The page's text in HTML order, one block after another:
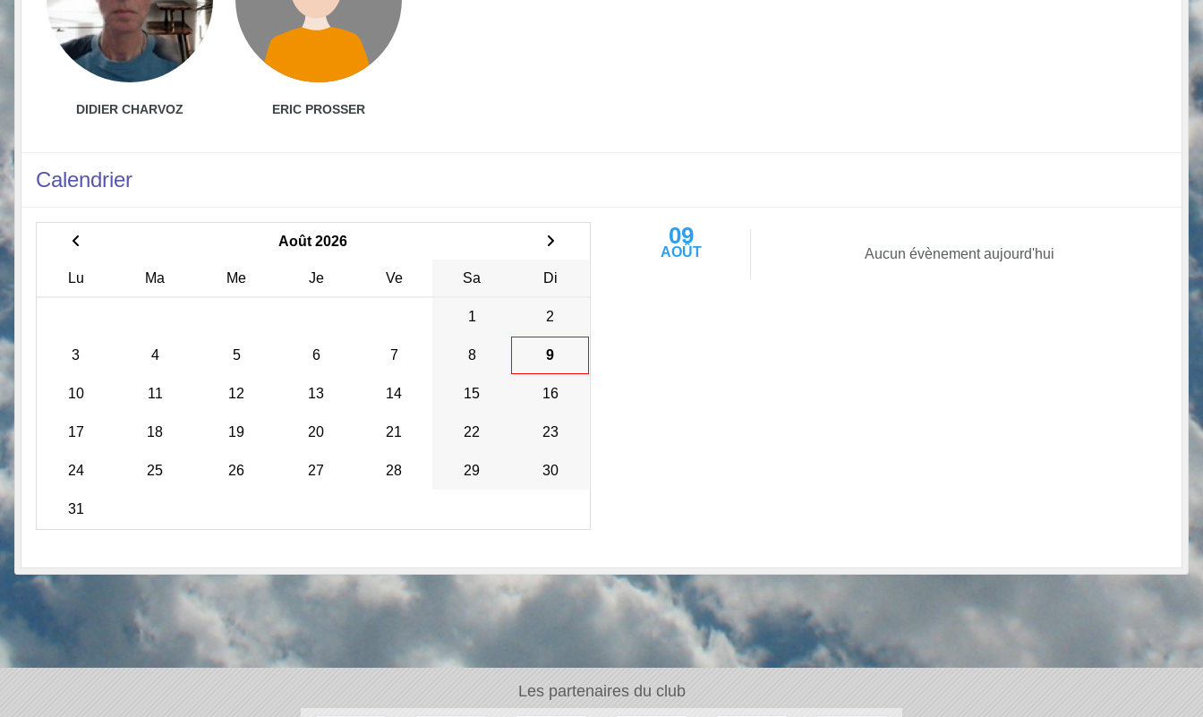
DIDIER CHARVOZ ERIC PROSSER
Calendrier
Août 2026
Lu Ma Me Je Ve Sa Di
1 2
3 4 5 6 7 8 9
10 11 12 13 14 15 16
17 18 19 20 21 22 23
24 25 26 27 28 29 30
31
09
AOÛT Aucun évènement aujourd'hui
Les partenaires du club